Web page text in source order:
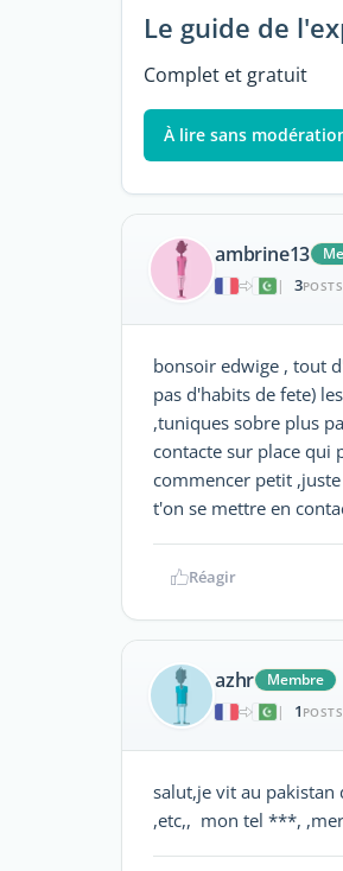
Le guide de
Complet et gratuit
À lire sans
ambrine13
|
3POSTS
bonsoir edwige , tout
pas d'habits de fete)
,tuniques sobre plus
contacte sur place qui
commencer petit
t'on se mettre en
Réagir
azhr
Membre
|
1 POSTS
salut,je vit au
,etc,, mon tel ***,